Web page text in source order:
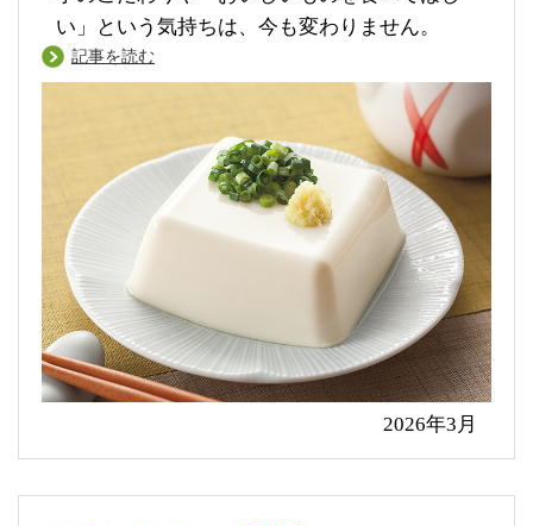
い」という気持ちは、今も変わりません。
記事を読む
2026年3月